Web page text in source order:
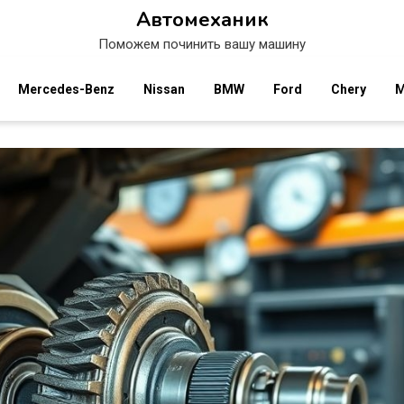
Автомеханик
Поможем починить вашу машину
Mercedes-Benz Nissan BMW Ford Chery